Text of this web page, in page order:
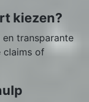
kiezen?
transparante
claims of